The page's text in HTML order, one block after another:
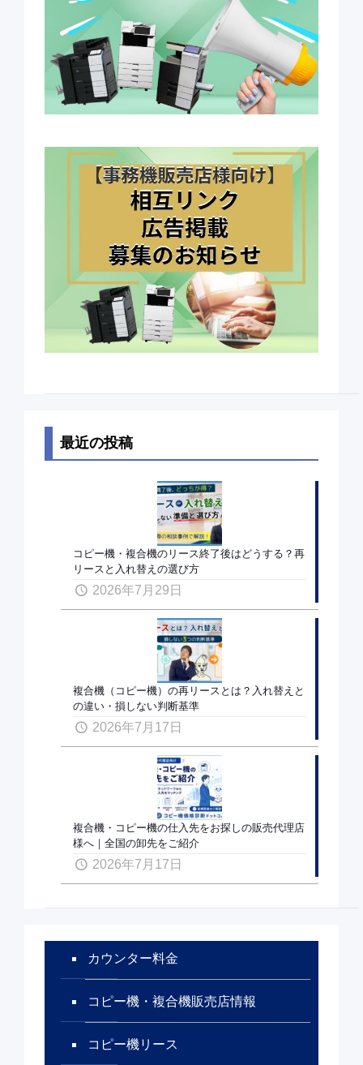
最近の投稿
コピー機・複合機のリース終了後はどうする？再
リースと入れ替えの選び方
2026年7月29日
複合機（コピー機）の再リースとは？入れ替えと
の違い・損しない判断基準
2026年7月17日
複合機・コピー機の仕入先をお探しの販売代理店
様へ｜全国の卸先をご紹介
2026年7月17日
カウンター料金
コピー機・複合機販売店情報
コピー機リース